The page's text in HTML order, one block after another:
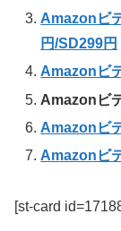
Amazonビ
円/SD299円
Amazonビ
Amazonビ
Amazonビ
Amazonビ
[st-card